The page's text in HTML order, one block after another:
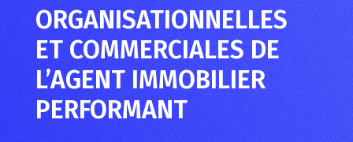
ORGANISATIONNELLES
ET COMMERCIALES DE
L’AGENT IMMOBILIER
PERFORMANT